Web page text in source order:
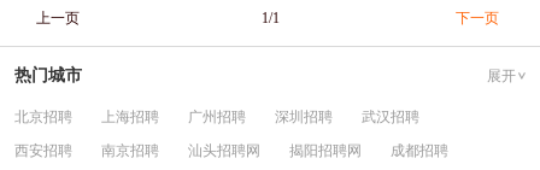
上一页 1/1 下一页
热门城市 展开
北京招聘 上海招聘 广州招聘 深圳招聘
武汉招聘
西安招聘
南京招聘 汕头招聘网 揭阳招聘网
成都招聘